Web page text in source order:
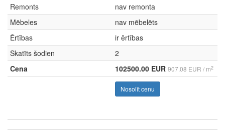
Remonts
nav remonta
Mēbeles
nav mēbelēts
Ērtības
ir ērtības
Skatīts šodien
2
Cena
102500.00 EUR 907.08 EUR / m2
Nosolīt cenu